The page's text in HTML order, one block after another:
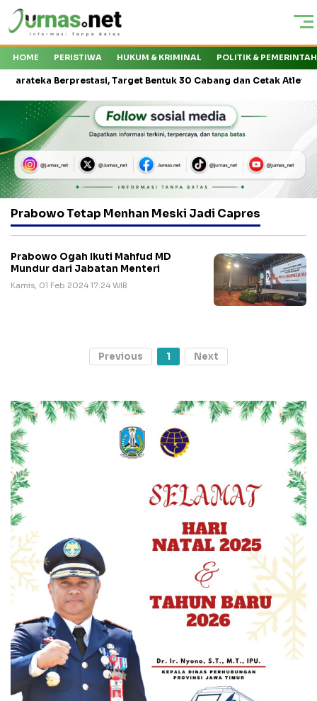
HOME PERISTIWA HUKUM & KRIMINAL POLITIK &
Berprestasi, Target Bentuk 30 Cabang dan Cetak Atlet Nasional
Prabowo Tetap Menhan Meski Jadi Capres
Prabowo Ogah Ikuti Mahfud MD
Mundur dari Jabatan Menteri
Kamis, 01 Feb 2024 17:24 WIB
Previous 1 Next